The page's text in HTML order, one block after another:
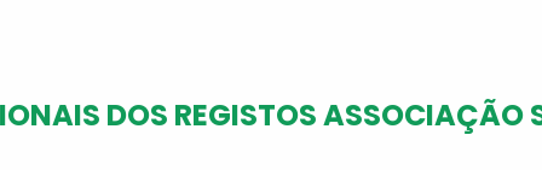
DOS REGISTOS ASSOCIAÇÃO